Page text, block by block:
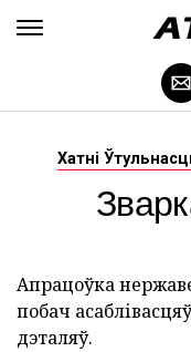
Хатні
Апрацоўка
побач
дэталяў.